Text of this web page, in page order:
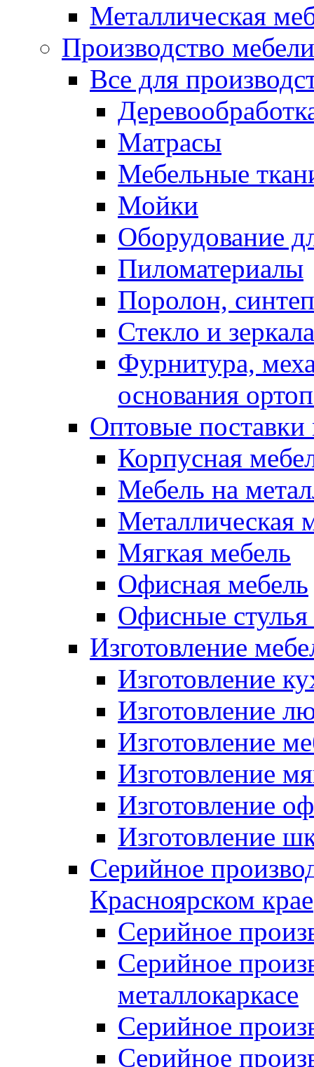
Металлическая
Производство мебели
Все для
Матрасы
Мебельные
Мойки
Оборудование
Пиломатериалы
Поролон,
Стекло и зеркала
Фурнитура,
основания
Оптовые поставки
Корпусная
Мебель на
Металлическая
Мягкая мебель
Офисная мебель
Офисные стулья
Изготовление
Изготовление
Изготовление
Изготовление
Изготовление
Изготовление
Изготовление
Серийное
Красноярском крае
Серийное
Серийное
металлокаркасе
Серийное
Серийное